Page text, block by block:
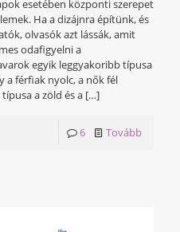
esetében központi szerepet
Ha a dizájnra építünk, és
olvasók azt lássák, amit
odafigyelni a
egyik leggyakoribb típusa
a férfiak nyolc, a nők fél
a zöld és a […]
6 Tovább